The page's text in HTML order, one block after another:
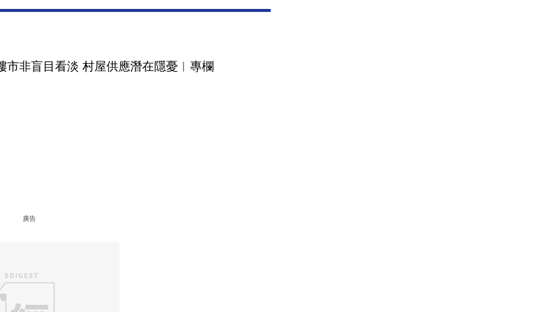
市非盲目看淡 村屋供應潛在隱憂︳專欄
廣告